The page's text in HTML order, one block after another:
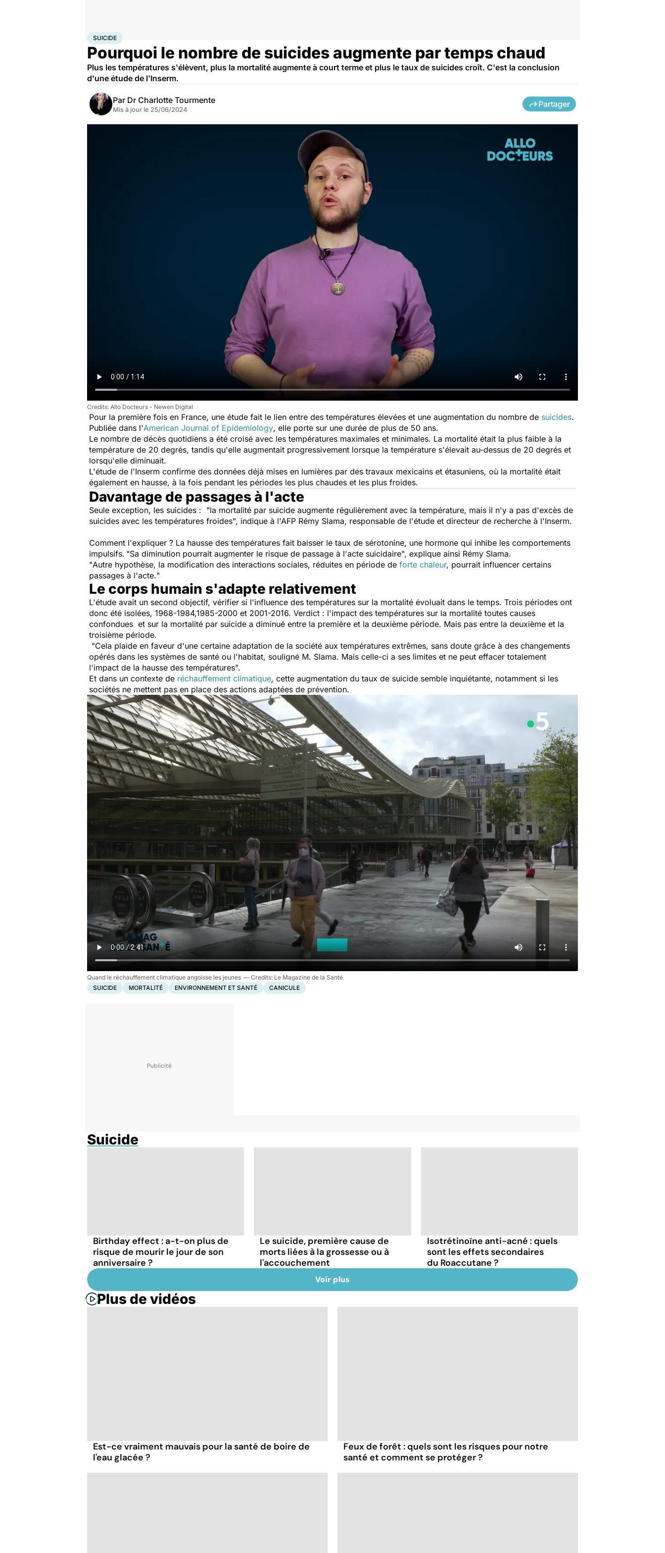
AccueilSanté
SUICIDE
Pourquoi le nombre de suicides augmente par temps chaud
Plus les températures s'élèvent, plus la mortalité augmente à court terme et plus le taux de suicides croît. C'est la conclusion
d'une étude de l'Inserm.
Par Dr Charlotte Tourmente
Mis à jour le 25/06/2024
Partager
Allo Docteurs - Newen Digital
Pour la première fois en France, une étude fait le lien entre des températures élevées et une augmentation du nombre de suicides.
Publiée dans l'American Journal of Epidemiology, elle porte sur une durée de plus de 50 ans.
Le nombre de décès quotidiens a été croisé avec les températures maximales et minimales. La mortalité était la plus faible à la
température de 20 degrés, tandis qu'elle augmentait progressivement lorsque la température s'élevait au-dessus de 20 degrés et
lorsqu'elle diminuait.
L'étude de l'Inserm confirme des données déjà mises en lumières par des travaux mexicains et étasuniens, où la mortalité était
également en hausse, à la fois pendant les périodes les plus chaudes et les plus froides.
Davantage de passages à l'acte
Seule exception, les suicides : "la mortalité par suicide augmente régulièrement avec la température, mais il n'y a pas d'excès de
suicides avec les températures froides", indique à l'AFP Rémy Slama, responsable de l'étude et directeur de recherche à l'Inserm.
Comment l'expliquer ? La hausse des températures fait baisser le taux de sérotonine, une hormone qui inhibe les comportements
impulsifs. "Sa diminution pourrait augmenter le risque de passage à l'acte suicidaire", explique ainsi Rémy Slama.
"Autre hypothèse, la modification des interactions sociales, réduites en période de forte chaleur, pourrait influencer certains
passages à l'acte."
Le corps humain s'adapte relativement
L'étude avait un second objectif, vérifier si l'influence des températures sur la mortalité évoluait dans le temps. Trois périodes ont
donc été isolées, 1968-1984,1985-2000 et 2001-2016. Verdict : l'impact des températures sur la mortalité toutes causes
confondues et sur la mortalité par suicide a diminué entre la première et la deuxième période. Mais pas entre la deuxième et la
troisième période.
"Cela plaide en faveur d'une certaine adaptation de la société aux températures extrêmes, sans doute grâce à des changements
opérés dans les systèmes de santé ou l'habitat, souligné M. Slama. Mais celle-ci a ses limites et ne peut effacer totalement
l'impact de la hausse des températures".
Et dans un contexte de réchauffement climatique, cette augmentation du taux de suicide semble inquiétante, notamment si les
sociétés ne mettent pas en place des actions adaptées de prévention.
Quand le réchauffement climatique angoisse les jeunes
Le Magazine de la Santé
SUICIDE
MORTALITÉ ENVIRONNEMENT ET SANTÉ CANICULE
Suicide
Birthday effect : a-t-on plus de
risque de mourir le jour de son
anniversaire ?
Le suicide, première cause de
morts liées à la grossesse ou à
l'accouchement
Isotrétinoïne anti-acné : quels
sont les effets secondaires
du Roaccutane ?
Voir plus
Plus de vidéos
Est-ce vraiment mauvais pour la santé de boire de
l'eau glacée ?
Feux de forêt : quels sont les risques pour notre
santé et comment se protéger ?